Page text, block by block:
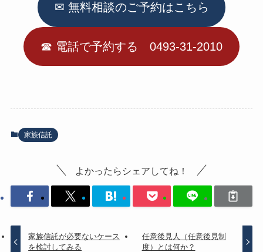
✉ 無料相談のご予約はこちら
☎︎ 電話で予約する 0493-31-2010
家族信託
よかったらシェアしてね！
家族信託が必要ないケース
を検討してみる
任意後見人（任意後見制
度）とは何か？